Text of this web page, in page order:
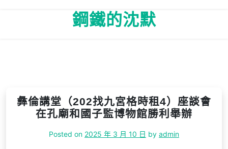
鋼鐵的沈默
彝倫講堂（202找九宮格時租4）座談會
在孔廟和國子監博物館勝利舉辦
Posted on 2025 年 3 月 10 日 by admin